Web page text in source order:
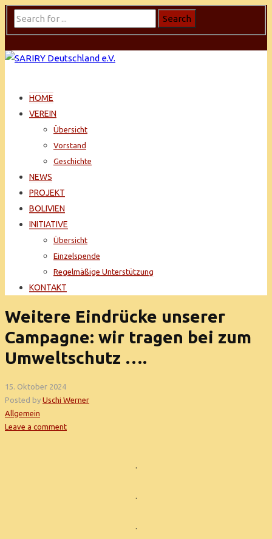
HOME
VEREIN
Übersicht
Vorstand
Geschichte
NEWS
PROJEKT
BOLIVIEN
INITIATIVE
Übersicht
Einzelspende
Regelmäßige Unterstützung
KONTAKT
Weitere Eindrücke unserer
Campagne: wir tragen bei zum
Umweltschutz ….
15. Oktober 2024
Posted by Uschi Werner
Allgemein
Leave a comment
.
.
.